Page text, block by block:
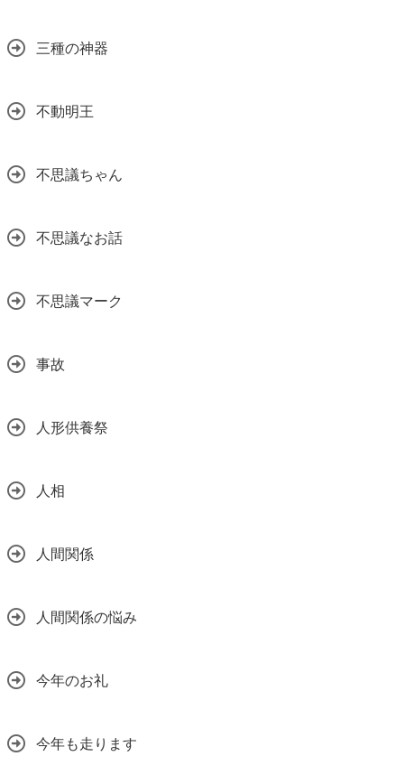
三種の神器
不動明王
不思議ちゃん
不思議なお話
不思議マーク
事故
人形供養祭
人相
人間関係
人間関係の悩み
今年のお礼
今年も走ります